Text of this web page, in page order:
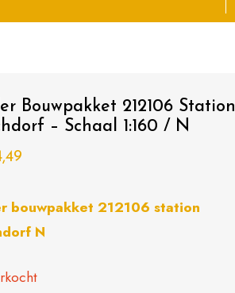
Bouwpakket 212106 Station
– Schaal 1:160 / N
bouwpakket 212106 station
N